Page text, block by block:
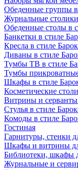
Обеденные группы в
Журнальные
Обеденные столы в
Банкетки в стиле
Кресла в стиле
Диваны в стиле
Тумбы ТВ в стиле
Тумбы
Шкафы в стиле
Косметические
Витрины и серванты
Стулья в стиле
Комоды в стиле
Гостиная
Гарнитуры, стенки
Шкафы и витрины
Библиотеки, шкафы
Журнальные и